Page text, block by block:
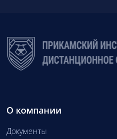
О компании
Документы